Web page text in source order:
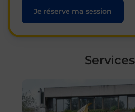
Je réserve ma session
Services
En savoir plus